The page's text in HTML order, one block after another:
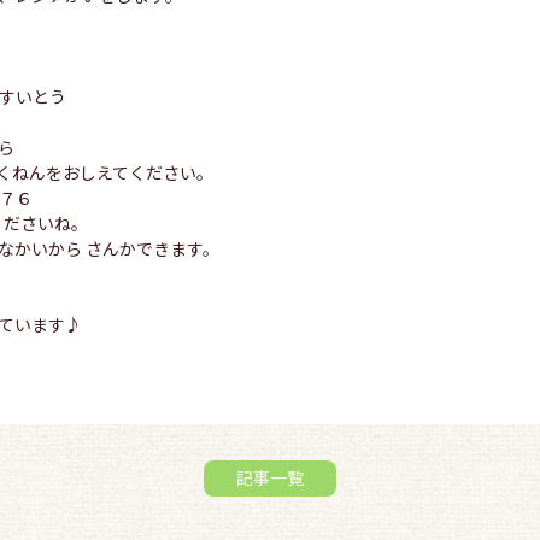
いとう
んをおしえてください。
６
さいね。
いから さんかできます。
います♪
記事一覧